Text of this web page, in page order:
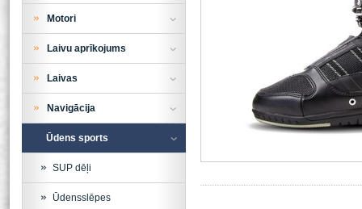
Motori
Laivu aprīkojums
Laivas
Navigācija
Ūdens sports
SUP dēļi
Ūdensslēpes